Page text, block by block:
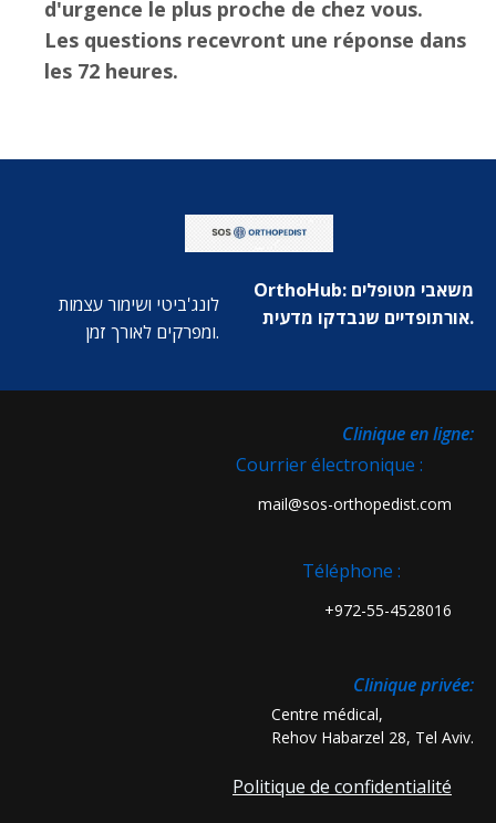
d'urgence le plus proche de chez vous.
Les questions recevront une réponse dans
les 72 heures.
OrthoHub: משאבי מטופלים
אורתופדיים שנבדקו מדעית.
לונג'ביטי ושימור עצמות
ומפרקים לאורך זמן.
:Clinique en ligne
Courrier électronique :
mail@sos-orthopedist.com
Téléphone :
972-55-4528016+
:Clinique privée
Centre médical,
Rehov Habarzel 28, Tel Aviv.
Politique de confidentialité